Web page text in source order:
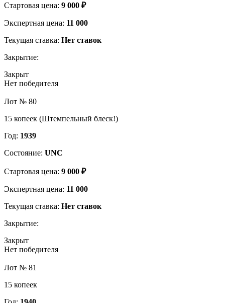
Стартовая цена: 9 000 ₽
Экспертная цена: 11 000
Текущая ставка: Нет ставок
Закрытие:
Закрыт
Нет победителя
Лот № 80
15 копеек (Штемпельный блеск!)
Год: 1939
Состояние: UNC
Стартовая цена: 9 000 ₽
Экспертная цена: 11 000
Текущая ставка: Нет ставок
Закрытие:
Закрыт
Нет победителя
Лот № 81
15 копеек